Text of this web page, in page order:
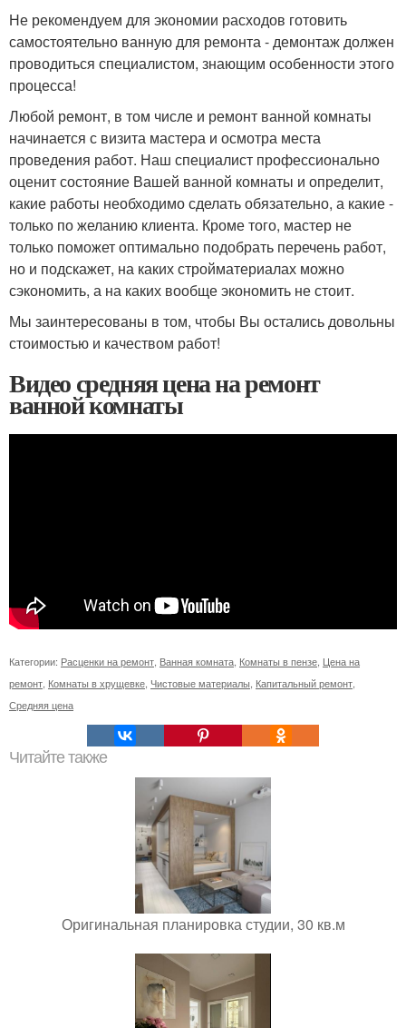
Не рекомендуем для экономии расходов готовить
самостоятельно ванную для ремонта - демонтаж должен
проводиться специалистом, знающим особенности этого
процесса!
Любой ремонт, в том числе и ремонт ванной комнаты
начинается с визита мастера и осмотра места
проведения работ. Наш специалист профессионально
оценит состояние Вашей ванной комнаты и определит,
какие работы необходимо сделать обязательно, а какие -
только по желанию клиента. Кроме того, мастер не
только поможет оптимально подобрать перечень работ,
но и подскажет, на каких стройматериалах можно
сэкономить, а на каких вообще экономить не стоит.
Мы заинтересованы в том, чтобы Вы остались довольны
стоимостью и качеством работ!
Видео средняя цена на ремонт
ванной комнаты
Категории: Расценки на ремонт Ванная комната Комнаты в пензе Цена на
ремонт Комнаты в хрущевке Чистовые материалы Капитальный ремонт
Средняя цена
Читайте также
Оригинальная планировка студии, 30 кв.м